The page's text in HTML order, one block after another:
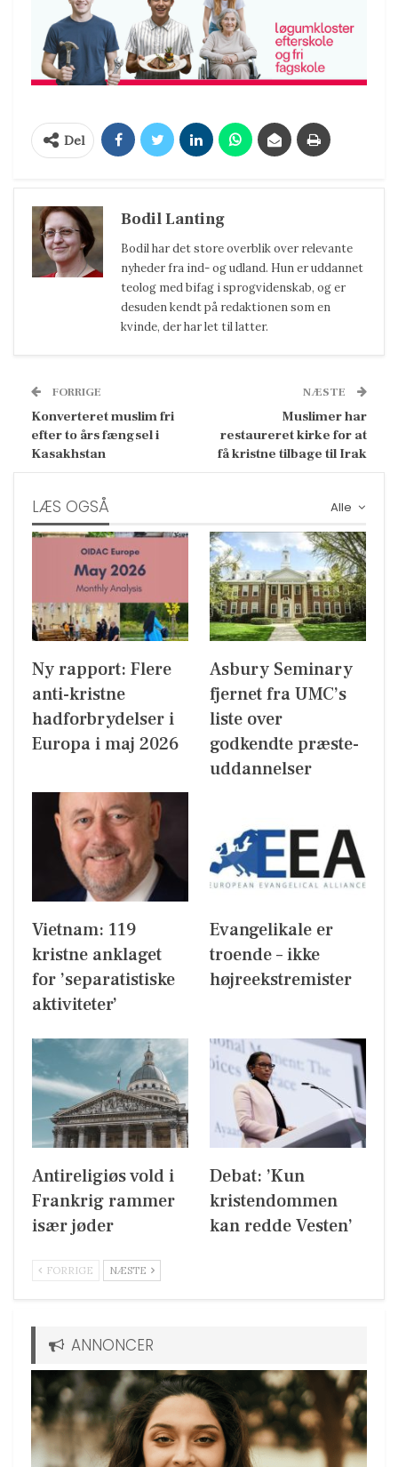
Del
Bodil Lanting
Bodil har det store overblik over relevante
nyheder fra ind- og udland. Hun er uddannet
teolog med bifag i sprogvidenskab, og er
desuden kendt på redaktionen som en
kvinde, der har let til latter.
FORRIGE
Konverteret muslim fri
efter to års fængsel i
Kasakhstan
NÆSTE
Muslimer har
restaureret kirke for at
få kristne tilbage til Irak
Alle
LÆS OGSÅ
Ny rapport: Flere
anti-kristne
hadforbrydelser i
Europa i maj 2026
Asbury Seminary
fjernet fra UMC’s
liste over
godkendte præste-
uddannelser
Vietnam: 119
kristne anklaget
for ’separatistiske
aktiviteter’
Evangelikale er
troende – ikke
højreekstremister
Antireligiøs vold i
Frankrig rammer
især jøder
Debat: ’Kun
kristendommen
kan redde Vesten’
FORRIGE NÆSTE
ANNONCER